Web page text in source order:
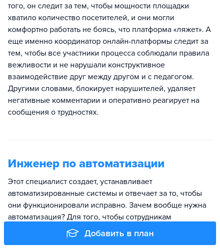
Добавить в план
того, он следит за тем, чтобы мощности площадки
хватило количество посетителей, и они могли
комфортно работать не боясь, что платформа «ляжет». А
еще именно координатор онлайн-платформы следит за
тем, чтобы все участники процесса соблюдали правила
вежливости и не нарушали конструктивное
взаимодействие друг между другом и с педагогом.
Другими словами, блокирует нарушителей, удаляет
негативные комментарии и оперативно реагирует на
сообщения о трудностях.
Инженер по автоматизации
Этот специалист создает, устанавливает
автоматизированные системы и отвечает за то, чтобы
они функционировали исправно. Зачем вообще нужна
автоматизация? Для того, чтобы сотрудникам
оставалась только функция оператора: они могли бы
наблюдать за показателями работы прибора или